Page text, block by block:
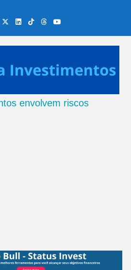
envolvem riscos